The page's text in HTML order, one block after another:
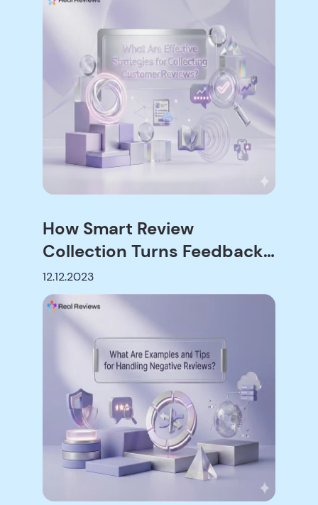
How Smart Review
Collection Turns Feedback
into Growth
12.12.2023